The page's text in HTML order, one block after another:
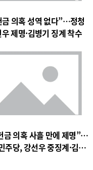
금 의혹 성역 없다”…정청
제명·김병기 징계 착수
금 의혹 사흘 만에 제명”…
주당, 강선우 중징계·김병